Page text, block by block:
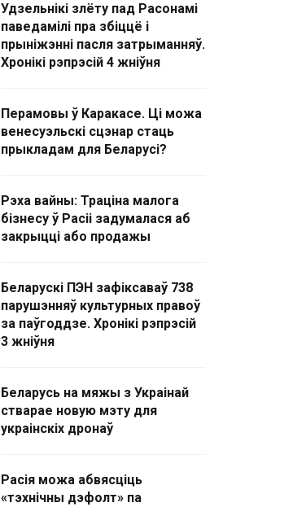
Удзельнікі злёту пад Расонамі
паведамілі пра збіццё і
прыніжэнні пасля затрыманняў.
Хронікі рэпрэсій 4 жніўня
Перамовы ў Каракасе. Ці можа
венесуэльскі сцэнар стаць
прыкладам для Беларусі?
Рэха вайны: Траціна малога
бізнесу ў Расіі задумалася аб
закрыцці або продажы
Беларускі ПЭН зафіксаваў 738
парушэнняў культурных правоў
за паўгоддзе. Хронікі рэпрэсій
3 жніўня
Беларусь на мяжы з Украінай
стварае новую мэту для
украінскіх дронаў
Расія можа абвясціць
«тэхнічны дэфолт» па